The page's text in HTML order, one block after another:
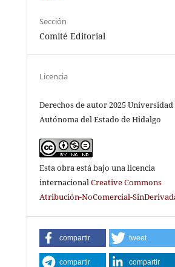
Sección
Comité Editorial
Licencia
Derechos de autor 2025 Universidad
Autónoma del Estado de Hidalgo
Esta obra está bajo una licencia
internacionalCreative Commons
Atribución-NoComercial-
compartir tweet
compartir compartir